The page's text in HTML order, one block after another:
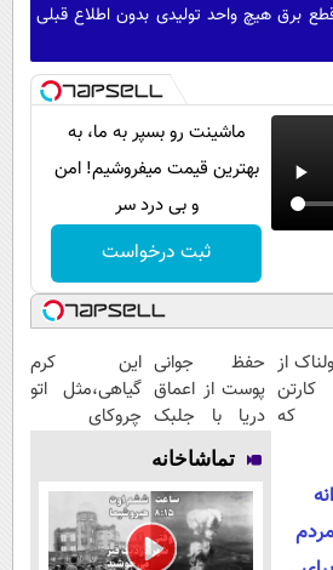
قطع برق هیچ واحد تولیدی بدون اطلاع قبلی
ماشینت رو بسپر به ما، به
بهترین قیمت میفروشیم! امن
و بی درد سر
ثبت درخواست
از
که
حفظ جوانی
پوست از اعماق
دریا با جلبک
اسپیرولینا
این کرم
گیاهی،مثل اتو
چروکای
تماشاخانه